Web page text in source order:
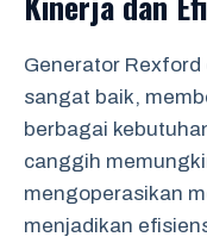
Generator
sangat baik,
berbagai
canggih
mengoperasikan
menjadikan